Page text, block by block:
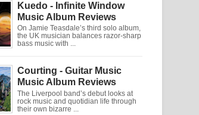
Kuedo - Infinite Window
Music Album Reviews
On Jamie Teasdale’s third solo album,
the UK musician balances razor-sharp
bass music with ...
Courting - Guitar Music
Music Album Reviews
The Liverpool band’s debut looks at
rock music and quotidian life through
their own bizarre ...